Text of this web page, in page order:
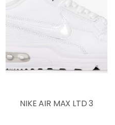
NIKE AIR MAX LTD 3